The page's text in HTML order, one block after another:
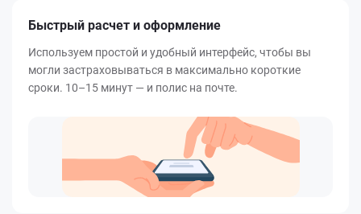
Быстрый расчет и оформление
Используем простой и удобный интерфейс, чтобы вы
могли застраховываться в максимально короткие
сроки. 10–15 минут — и полис на почте.